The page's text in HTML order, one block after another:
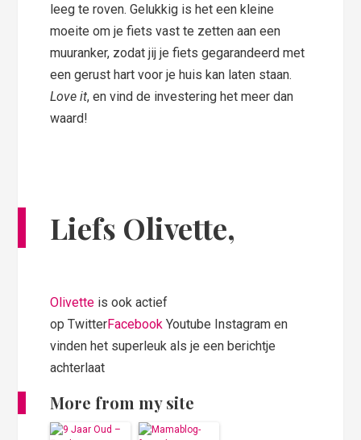
leeg te roven. Gelukkig is het een kleine
moeite om je fiets vast te zetten aan een
muuranker, zodat jij je fiets gegarandeerd met
een gerust hart voor je huis kan laten staan.
Love it, en vind de investering het meer dan
waard!
Liefs Olivette,
Olivette is ook actief
op TwitterFacebook Youtube Instagram en
vinden het superleuk als je een berichtje
achterlaat
More from my site